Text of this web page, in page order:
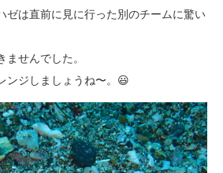
ゼは直前に見に行った別のチームに驚い
せんでした。
ンジしましょうね〜。😃